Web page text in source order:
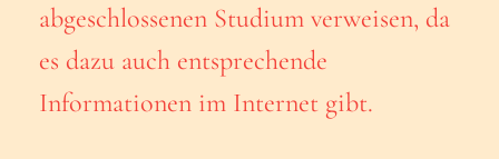
abgeschlossenen Studium verweisen, da
es dazu auch entsprechende
Informationen im Internet gibt.